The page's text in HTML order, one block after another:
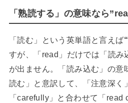
「熟読する」の意味なら
「読む」という英単語と言えば
すが、「read」だけでは「読み
が出ません。「読み込む」の意
読む」と意訳して、「注意深く
「carefully」と合わせて「